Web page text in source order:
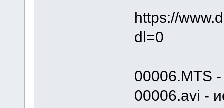
https://
dl=0
00006.MTS
00006.avi -